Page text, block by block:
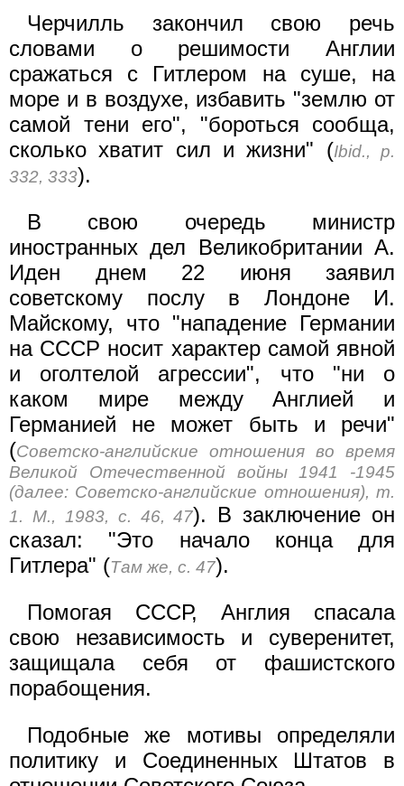
Черчилль закончил свою речь
словами о решимости Англии
сражаться с Гитлером на суше, на
море и в воздухе, избавить "землю от
самой тени его", "бороться сообща,
сколько хватит сил и жизни" (Ibid., p.
332, 333).
В свою очередь министр
иностранных дел Великобритании А.
Иден днем 22 июня заявил
советскому послу в Лондоне И.
Майскому, что "нападение Германии
на СССР носит характер самой явной
и оголтелой агрессии", что "ни о
каком мире между Англией и
Германией не может быть и речи"
(Советско-английские отношения во время
Великой Отечественной войны 1941 -1945
(далее: Советско-английские отношения), т.
1. М., 1983, с. 46, 47). В заключение он
сказал: "Это начало конца для
Гитлера" (Там же, с. 47).
Помогая СССР, Англия спасала
свою независимость и суверенитет,
защищала себя от фашистского
порабощения.
Подобные же мотивы определяли
политику и Соединенных Штатов в